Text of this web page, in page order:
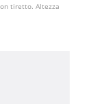
tiretto. Altezza